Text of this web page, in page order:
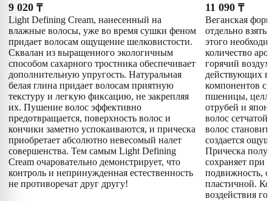
9 020 ₸
Light Defining Cream, нанесенный на
влажные волосы, уже во время сушки феном
придает волосам ощущение шелковистости.
Сквалан из выращенного экологичным
способом сахарного тростника обеспечивает
дополнительную упругость. Натуральная
белая глина придает волосам приятную
текстуру и легкую фиксацию, не закрепляя
их. Пушение волос эффективно
предотвращается, поверхность волос и
кончики заметно успокаиваются, и прическа
приобретает абсолютно невесомый налет
совершенства. Тем самым Light Defining
Cream очаровательно демонстрирует, что
контроль и непринужденная естественность
не противоречат друг другу!
11 090 ₸
Веганская
отдельно
этого
количество
горячий
действующих
компонентов
пшеницы,
отрубей и
волос сетчатой
волос
создается
Прическа
сохраняет при
подвижность,
пластичной.
воздействия